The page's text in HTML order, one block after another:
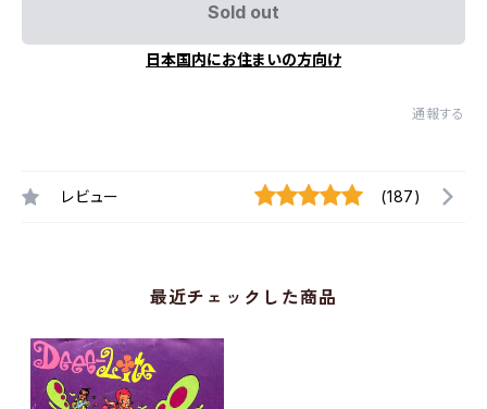
Sold out
日本国内にお住まいの方向け
通報する
レビュー (187)
最近チェックした商品